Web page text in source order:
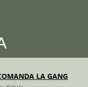
LA GANG